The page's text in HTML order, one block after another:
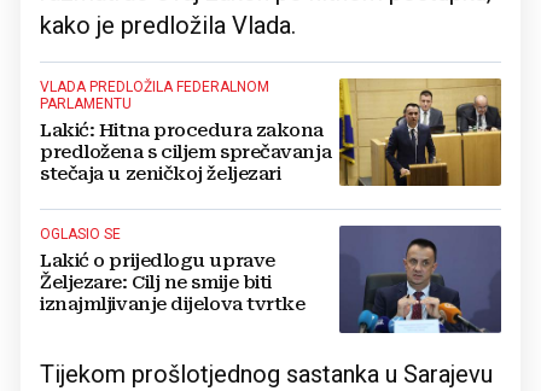
kako je predložila Vlada.
VLADA PREDLOŽILA FEDERALNOM
PARLAMENTU
Lakić: Hitna procedura zakona
predložena s ciljem sprečavanja
stečaja u zeničkoj željezari
OGLASIO SE
Lakić o prijedlogu uprave
Željezare: Cilj ne smije biti
iznajmljivanje dijelova tvrtke
Tijekom prošlotjednog sastanka u Sarajevu